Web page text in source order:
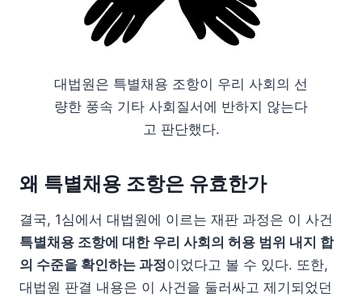
대법원은 특별채용 조항이 우리 사회의 선
량한 풍속 기타 사회질서에 반하지 않는다
고 판단했다.
왜 특별채용 조항은 유효한가
결국, 1심에서 대법원에 이르는 재판 과정은 이 사건
특별채용 조항에 대한 우리 사회의 허용 범위 내지 합
의 수준을 확인하는 과정이었다고 볼 수 있다. 또한,
대법원 판결 내용은 이 사건을 둘러싸고 제기되었던